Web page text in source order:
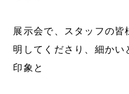
展示会で、スタッフの
明してくださり、細かい
印象と